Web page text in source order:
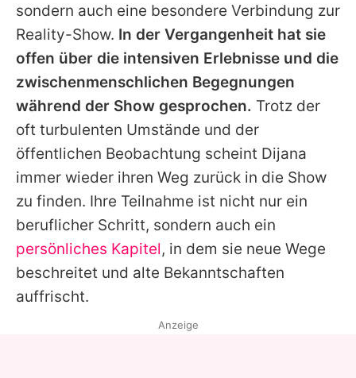
sondern auch eine besondere Verbindung zur
Reality-Show. In der Vergangenheit hat sie
offen über die intensiven Erlebnisse und die
zwischenmenschlichen Begegnungen
während der Show gesprochen. Trotz der
oft turbulenten Umstände und der
öffentlichen Beobachtung scheint Dijana
immer wieder ihren Weg zurück in die Show
zu finden. Ihre Teilnahme ist nicht nur ein
beruflicher Schritt, sondern auch ein
persönliches Kapitel, in dem sie neue Wege
beschreitet und alte Bekanntschaften
auffrischt.
Anzeige